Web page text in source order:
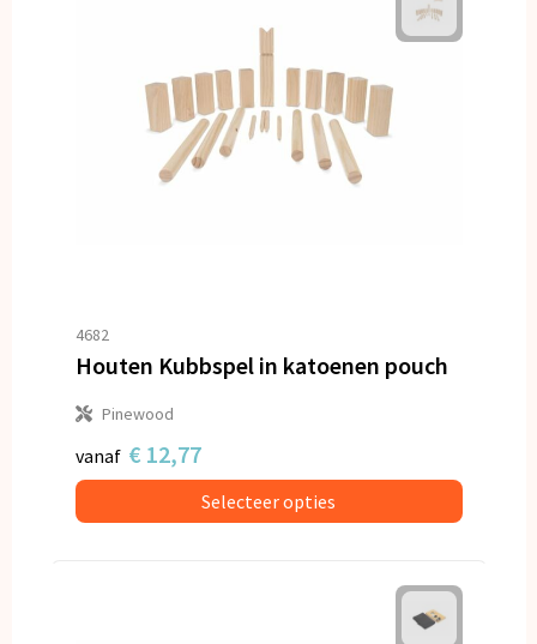
4682
Houten Kubbspel in katoenen pouch
Pinewood
vanaf € 12,77
Selecteer opties